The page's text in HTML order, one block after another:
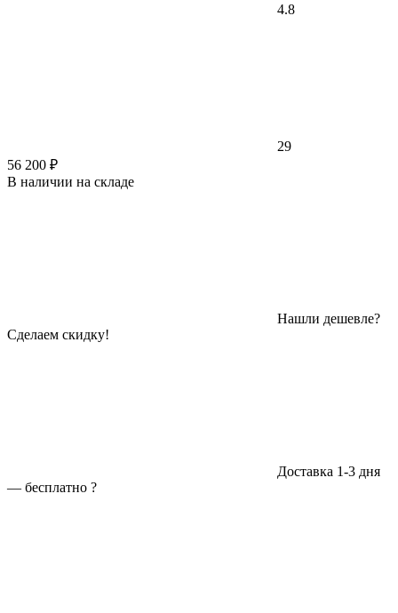
4.8
29
56 200 ₽
В наличии на складе
Нашли дешевле?
Сделаем скидку!
Доставка 1-3 дня
— бесплатно ?